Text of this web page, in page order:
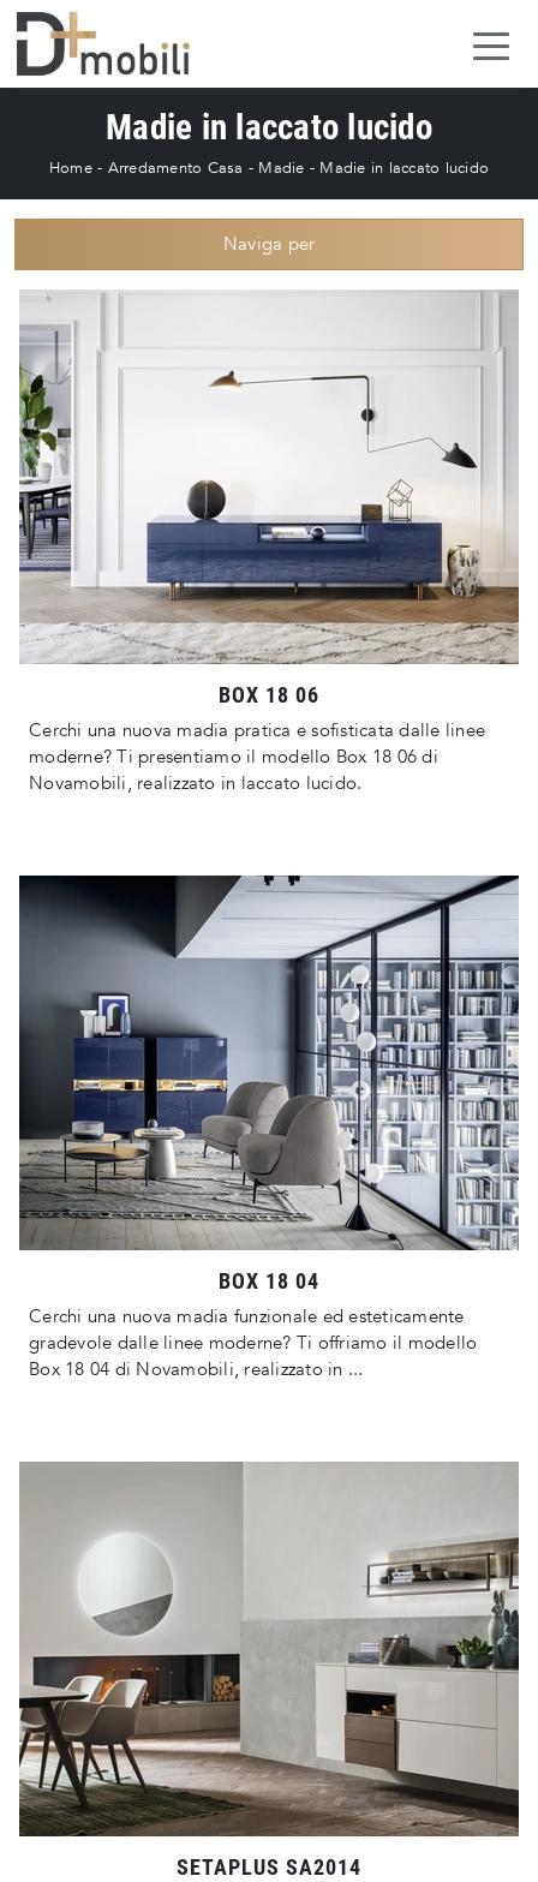
Madie in laccato lucido
Home- Arredamento Casa - Madie - Madie in laccato lucido
Naviga per
BOX 18 06
Cerchi una nuova madia pratica e sofisticata dalle linee
moderne? Ti presentiamo il modello Box 18 06 di
Novamobili, realizzato in laccato lucido.
BOX 18 04
Cerchi una nuova madia funzionale ed esteticamente
gradevole dalle linee moderne? Ti offriamo il modello
Box 18 04 di Novamobili, realizzato in ...
SETAPLUS SA2014